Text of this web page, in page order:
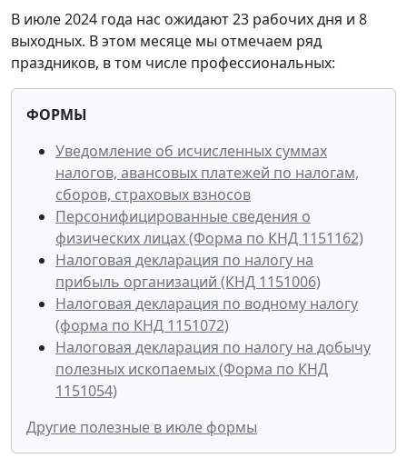
В июле 2024 года нас ожидают 23 рабочих дня и 8
выходных. В этом месяце мы отмечаем ряд
праздников, в том числе профессиональных:
ФОРМЫ
Уведомление об исчисленных суммах
налогов, авансовых платежей по налогам,
сборов, страховых взносов
Персонифицированные сведения о
физических лицах (Форма по КНД 1151162)
Налоговая декларация по налогу на
прибыль организаций (КНД 1151006)
Налоговая декларация по водному налогу
(форма по КНД 1151072)
Налоговая декларация по налогу на добычу
полезных ископаемых (Форма по КНД
1151054)
Другие полезные в июле формы